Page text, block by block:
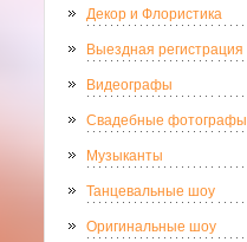
Декор и Флористика
Выездная регистрация
Видеографы
Свадебные фотографы
Музыканты
Танцевальные шоу
Оригинальные шоу